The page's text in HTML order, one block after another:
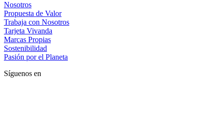
Nosotros
Propuesta de Valor
Trabaja con Nosotros
Tarjeta Vivanda
Marcas Propias
Sostenibilidad
Pasión por el Planeta
Síguenos en